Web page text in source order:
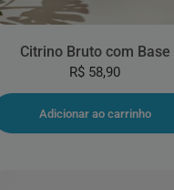
Citrino Bruto com Base
R$ 58,90
Adicionar ao carrinho